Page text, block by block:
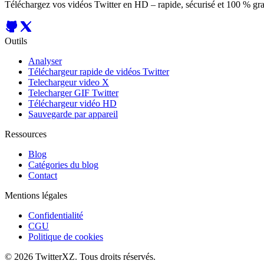
Téléchargez vos vidéos Twitter en HD – rapide, sécurisé et 100 %
Outils
Analyser
Téléchargeur rapide de vidéos Twitter
Telechargeur video X
Telecharger GIF Twitter
Téléchargeur vidéo HD
Sauvegarde par appareil
Ressources
Blog
Catégories du blog
Contact
Mentions légales
Confidentialité
CGU
Politique de cookies
© 2026 TwitterXZ. Tous droits réservés.